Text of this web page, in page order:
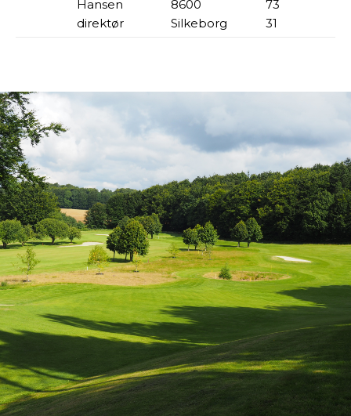
Hansen
direktør
8600
Silkeborg
73
31